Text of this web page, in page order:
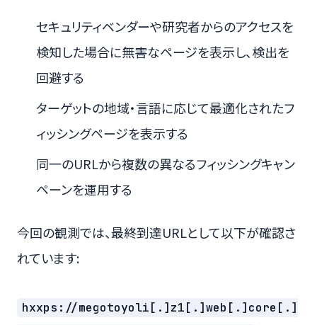
セキュリティベンダーや研究者からのアクセスを
検知した場合に無害なページを表示し、検出を
回避する
ターゲットの地域・言語に応じて最適化されたフ
ィッシングページを表示する
同一のURLから複数の異なるフィッシングキャン
ペーンを運用する
今回の観測では、最終到達URLとして以下が確認さ
れています:
hxxps://megotoyoli[.]z1[.]web[.]core[.]